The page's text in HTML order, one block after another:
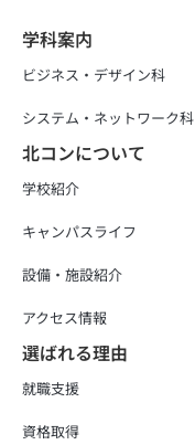
学科案内
ビジネス・デザイン科
システム・ネットワーク科
北コンについて
学校紹介
キャンパスライフ
設備・施設紹介
アクセス情報
選ばれる理由
就職支援
資格取得